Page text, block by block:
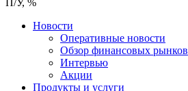
П/У, %
Новости
Оперативные новости
Обзор финансовых рынков
Интервью
Акции
Продукты и услуги